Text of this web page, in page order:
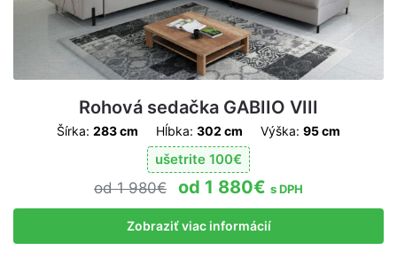
Rohová sedačka GABIIO VIII
Šírka: 283 cm Hĺbka: 302 cm Výška: 95 cm
ušetrite 100€
1 980€ 1 880€ s DPH
Zobraziť viac informácií